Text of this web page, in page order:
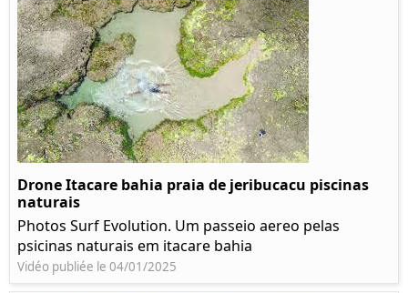
Drone Itacare bahia praia de jeribucacu piscinas
naturais
Photos Surf Evolution. Um passeio aereo pelas
psicinas naturais em itacare bahia
Vidéo publiée le 04/01/2025